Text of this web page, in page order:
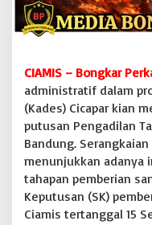
CIAMIS – Bongkar
administratif dalam
(Kades) Cicapar kian
putusan Pengadilan
Bandung.
menunjukkan adanya
tahapan pemberian
Keputusan (SK)
Ciamis tertanggal 15